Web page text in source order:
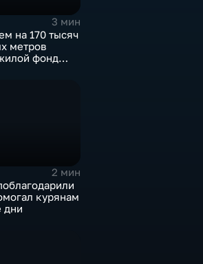
3 мин
на 170 тысяч
метров
фонд
2 мин
курянам
дни